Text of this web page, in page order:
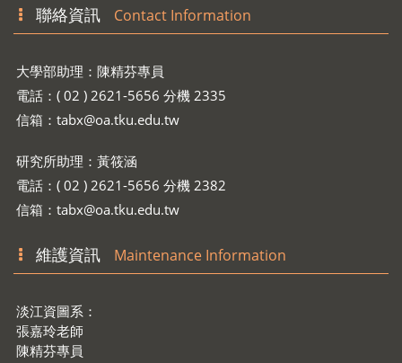
聯絡資訊 Contact Information
大學部助理：陳精芬專員
電話：( 02 ) 2621-5656 分機 2335
信箱： tabx@oa.tku.edu.tw
研究所助理：黃筱涵
電話：( 02 ) 2621-5656 分機 2382
信箱： tabx@oa.tku.edu.tw
維護資訊 Maintenance Information
淡江資圖系：
張嘉玲老師
陳精芬專員